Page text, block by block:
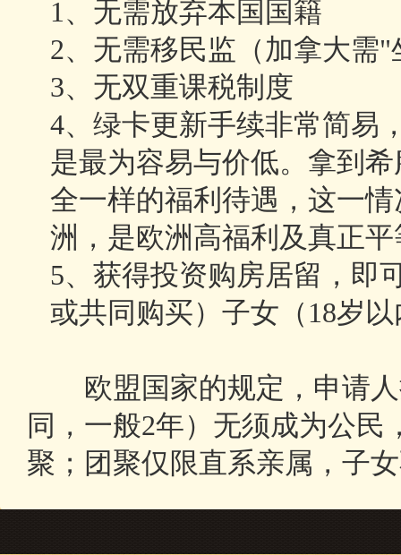
1、无需放弃本国国籍
2、无需移民监（加拿大需
3、无双重课税制度
4、绿卡更新手续非常简易
是最为容易与价低。拿到
全一样的福利待遇，这一
洲，是欧洲高福利及真正
5、获得投资购房居留，即
或共同购买）子女（18岁
欧盟国家的规定，申请人
同，一般2年）无须成为公
聚；团聚仅限直系亲属，子